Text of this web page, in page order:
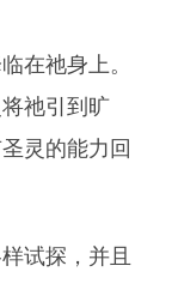
在祂身上。
祂引到旷
灵的能力回
试探，并且